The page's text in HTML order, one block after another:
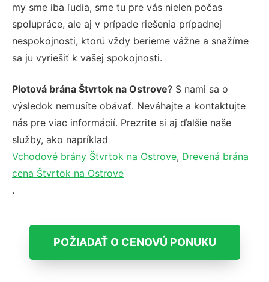
my sme iba ľudia, sme tu pre vás nielen počas
spolupráce, ale aj v prípade riešenia prípadnej
nespokojnosti, ktorú vždy berieme vážne a snažíme
sa ju vyriešiť k vašej spokojnosti.
Plotová brána Štvrtok na Ostrove? S nami sa o
výsledok nemusíte obávať. Neváhajte a kontaktujte
nás pre viac informácií. Prezrite si aj ďalšie naše
služby, ako napríklad
Vchodové brány Štvrtok na Ostrove, Drevená brána
cena Štvrtok na Ostrove
.
POŽIADAŤ O CENOVÚ PONUKU